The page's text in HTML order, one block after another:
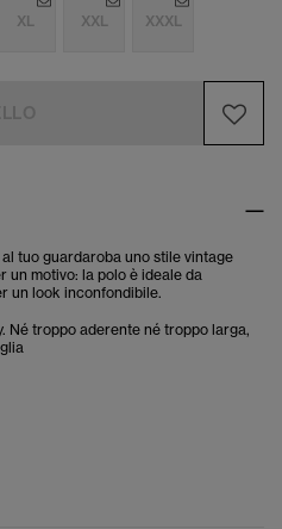
XL XXL XXXL
tuo guardaroba uno stile vintage
un motivo: la polo è ideale da
un look inconfondibile.
Né troppo aderente né troppo larga,